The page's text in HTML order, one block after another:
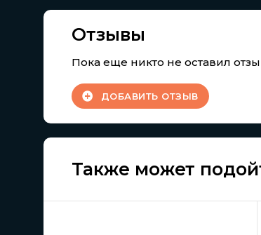
Отзывы
Пока еще никто не оставил
ДОБАВИТЬ ОТЗЫВ
Также может